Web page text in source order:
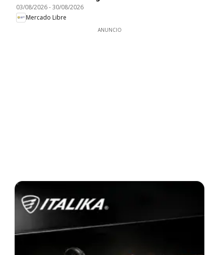
03/08/2026-30/08/2026
Mercado Libre
ANUNCIO